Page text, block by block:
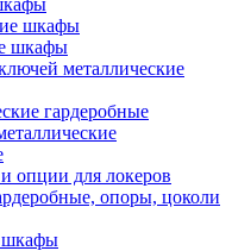
шкафы
шкафы
металлические
гардеробные
опции для локеров
опоры, цоколи